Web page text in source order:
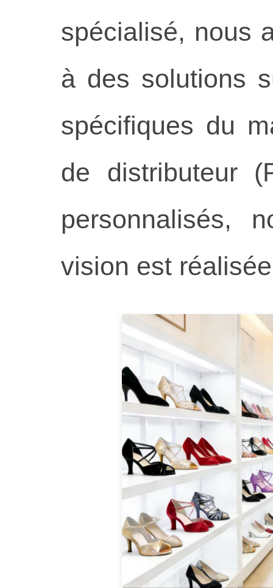
spécialisé, nous
à des solutions
spécifiques du
de distributeur
personnalisés,
vision est